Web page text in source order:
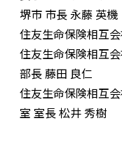
堺市 市長 永藤 英機
住友生命保険相互
住友生命保険相互
部長 藤田 良仁
住友生命保険相互
室 室長 松井 秀樹